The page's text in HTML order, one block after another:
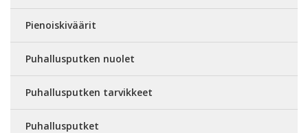
Pienoiskiväärit
Puhallusputken nuolet
Puhallusputken tarvikkeet
Puhallusputket